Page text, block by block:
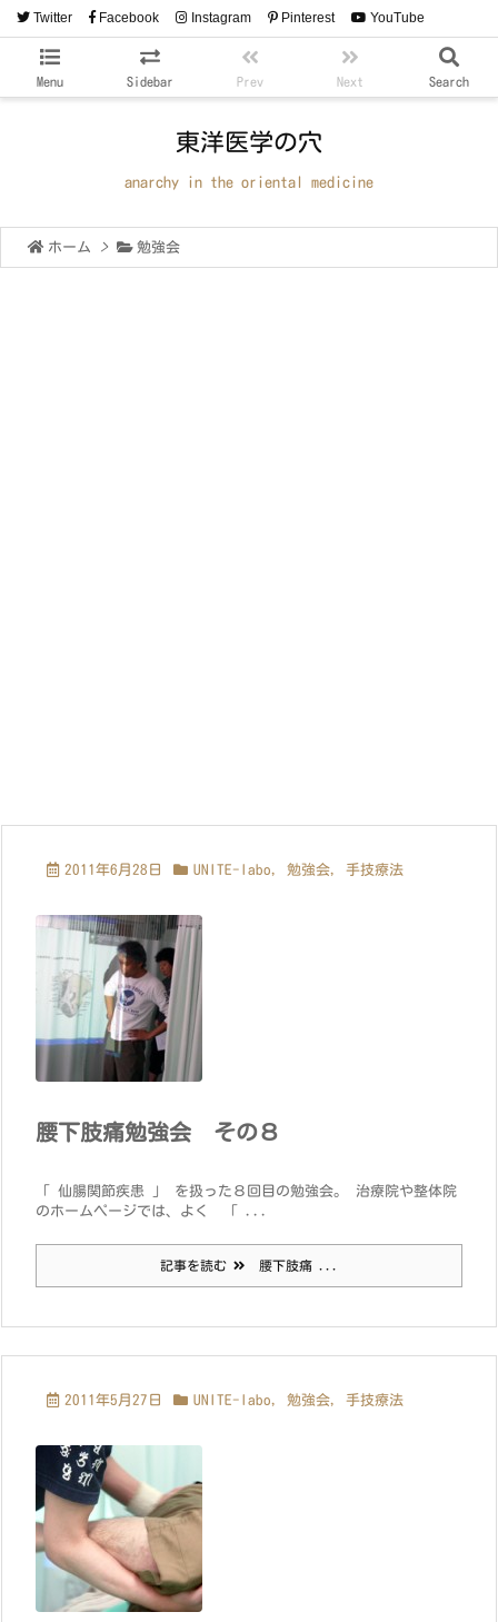
Menu Sidebar Prev Next Search
Twitter Facebook Instagram Pinterest YouTube
RSS
東洋医学の穴
anarchy in the oriental medicine
ホーム > 勉強会
2011年6月28日 UNITE-labo, 勉強会, 手技療法
腰下肢痛勉強会 その８
「 仙腸関節疾患 」 を扱った８回目の勉強会。 治療院や整体院
のホームページでは、よく 「 ...
記事を読む 腰下肢痛 ...
2011年5月27日 UNITE-labo, 勉強会, 手技療法